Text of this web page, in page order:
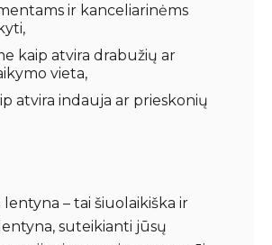
ir kanceliarinėms
kaip atvira drabužių ar
vieta,
atvira indauja ar prieskonių
lentyna – tai šiuolaikiška ir
suteikianti jūsų